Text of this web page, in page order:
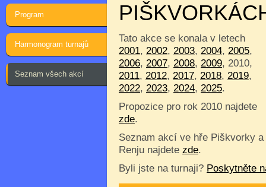
Program
Harmonogram turnajů
Seznam všech akcí
Tato akce se konala v letech
2001, 2002, 2003, 2004, 2005,
2006, 2007, 2008, 2009, 2010,
2011, 2012, 2017, 2018, 2019,
2022, 2023, 2024, 2025.
Propozice pro rok 2010 najdete
zde.
Seznam akcí ve hře Piškvorky a
Renju najdete zde.
Byli jste na turnaji? Poskytněte